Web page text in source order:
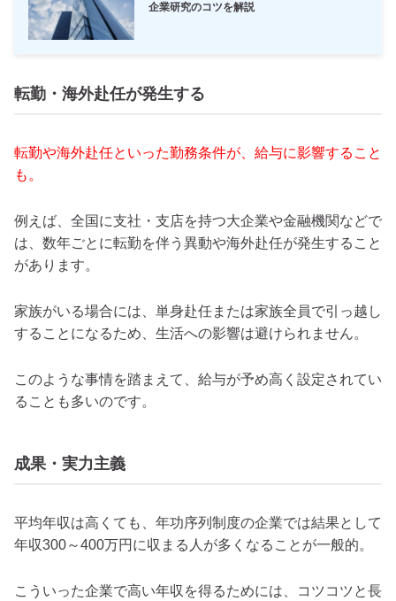
企業研究のコツを解説
転勤・海外赴任が発生する
転勤や海外赴任といった勤務条件が、給与に影響すること
も。
例えば、全国に支社・支店を持つ大企業や金融機関などで
は、数年ごとに転勤を伴う異動や海外赴任が発生すること
があります。
家族がいる場合には、単身赴任または家族全員で引っ越し
することになるため、生活への影響は避けられません。
このような事情を踏まえて、給与が予め高く設定されてい
ることも多いのです。
成果・実力主義
平均年収は高くても、年功序列制度の企業では結果として
年収300～400万円に収まる人が多くなることが一般的。
こういった企業で高い年収を得るためには、コツコツと長